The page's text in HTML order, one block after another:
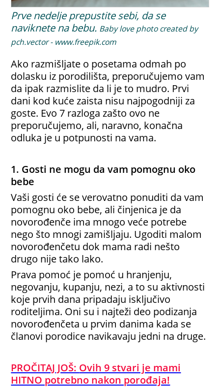
Prve nedelje prepustite sebi, da se
naviknete na bebu. Baby love photo created by
pch.vector - www.freepik.com
Ako razmišljate o posetama odmah po
dolasku iz porodilišta, preporučujemo vam
da ipak razmislite da li je to mudro. Prvi
dani kod kuće zaista nisu najpogodniji za
goste. Evo 7 razloga zašto ovo ne
preporučujemo, ali, naravno, konačna
odluka je u potpunosti na vama.
1. Gosti ne mogu da vam pomognu oko
bebe
Vaši gosti će se verovatno ponuditi da vam
pomognu oko bebe, ali činjenica je da
novorođenče ima mnogo veće potrebe
nego što mnogi zamišljaju. Ugoditi malom
novorođenčetu dok mama radi nešto
drugo nije tako lako.
Prava pomoć je pomoć u hranjenju,
negovanju, kupanju, nezi, a to su aktivnosti
koje prvih dana pripadaju isključivo
roditeljima. Oni su i najteži deo podizanja
novorođenčeta u prvim danima kada se
članovi porodice navikavaju jedni na druge.
PROČITAJ JOŠ: Ovih 9 stvari je mami
HITNO potrebno nakon porođaja!